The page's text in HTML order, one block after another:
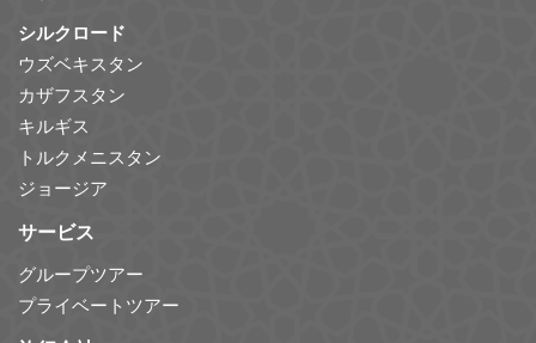
シルクロード
ウズベキスタン
カザフスタン
キルギス
トルクメニスタン
ジョージア
サービス
グループツアー
プライベートツアー